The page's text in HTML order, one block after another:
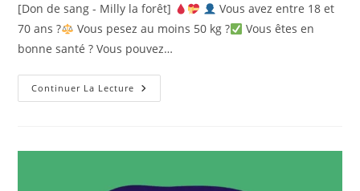
[Don de sang - Milly la forêt]
Vous avez entre 18 et
70 ans ?
Vous pesez au moins 50 kg ?
Vous êtes en
bonne santé ? Vous pouvez…
Continuer La Lecture